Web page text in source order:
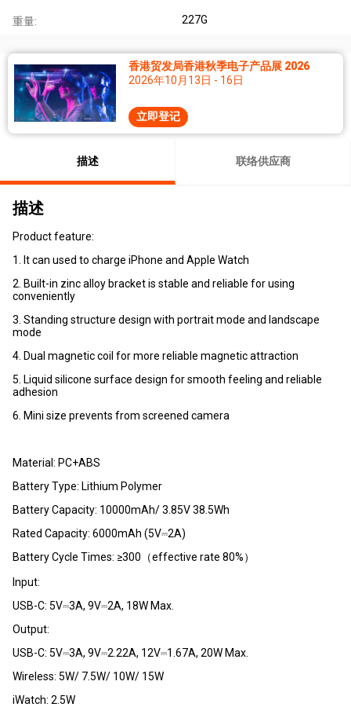
重量: 227G
香港贸发局香港秋季电子产品展 2026
2026年10月13日 - 16日
立即登记
描述 联络供应商
描述
Product feature:
1. It can used to charge iPhone and Apple Watch
2. Built-in zinc alloy bracket is stable and reliable for using
conveniently
3. Standing structure design with portrait mode and landscape
mode
4. Dual magnetic coil for more reliable magnetic attraction
5. Liquid silicone surface design for smooth feeling and reliable
adhesion
6. Mini size prevents from screened camera
Material: PC+ABS
Battery Type: Lithium Polymer
Battery Capacity: 10000mAh/ 3.85V 38.5Wh
Rated Capacity: 6000mAh (5V⎓2A)
Battery Cycle Times: ≥300（effective rate 80%）
Input:
USB-C: 5V⎓3A, 9V⎓2A, 18W Max.
Output:
USB-C: 5V⎓3A, 9V⎓2.22A, 12V⎓1.67A, 20W Max.
Wireless: 5W/ 7.5W/ 10W/ 15W
iWatch: 2.5W